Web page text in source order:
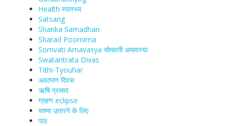
Health स्वास्‍थ्‍य
Satsang
Shanka Samadhan
Sharad Poornima
Somvati Amavasya सोमवती अमावस्या
Swatantrata Divas
Tithi-Tyouhar
अवतरण दिवस
ऋषि प्रसाद
ग्रहण eclipse
चश्मा‍ उतारने के लिए
पाठ